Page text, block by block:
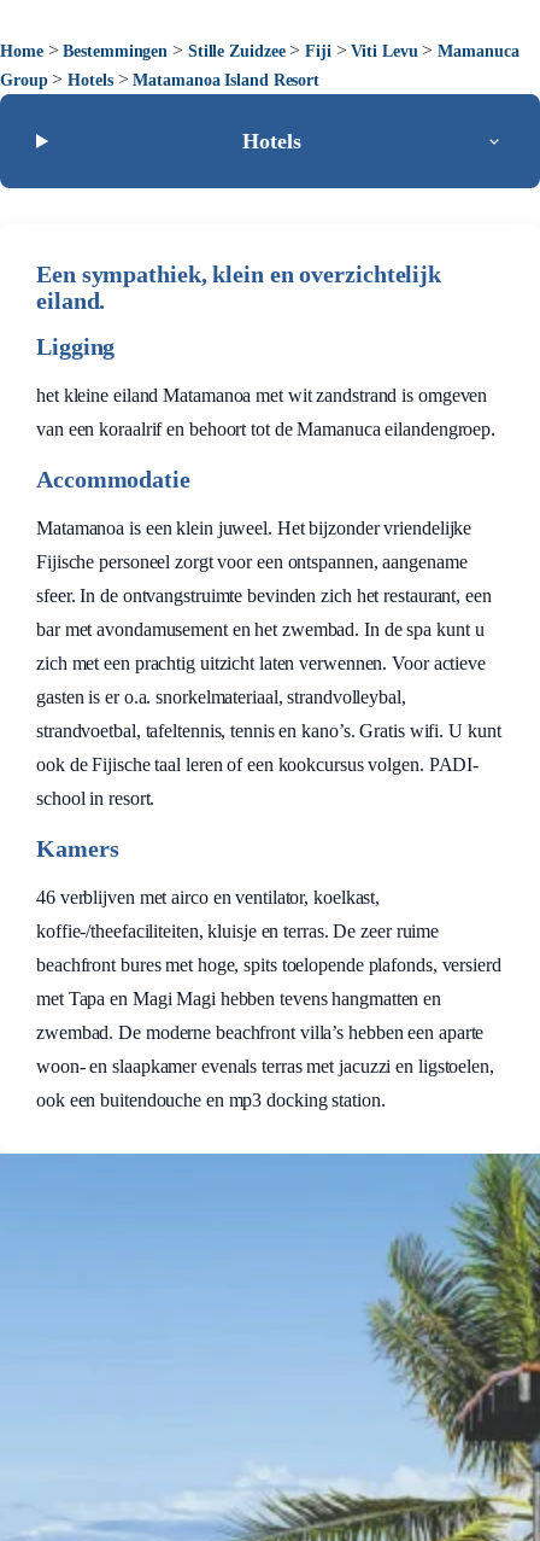
Home>Bestemmingen > Stille Zuidzee>Fiji >Viti Levu >Mamanuca
Group>Hotels>Matamanoa Island Resort
Hotels
Een sympathiek, klein en overzichtelijk
eiland.
Ligging
het kleine eiland Matamanoa met wit zandstrand is omgeven
van een koraalrif en behoort tot de Mamanuca eilandengroep.
Accommodatie
Matamanoa is een klein juweel. Het bijzonder vriendelijke
Fijische personeel zorgt voor een ontspannen, aangename
sfeer. In de ontvangstruimte bevinden zich het restaurant, een
bar met avondamusement en het zwembad. In de spa kunt u
zich met een prachtig uitzicht laten verwennen. Voor actieve
gasten is er o.a. snorkelmateriaal, strandvolleybal,
strandvoetbal, tafeltennis, tennis en kano’s. Gratis wifi. U kunt
ook de Fijische taal leren of een kookcursus volgen. PADI-
school in resort.
Kamers
46 verblijven met airco en ventilator, koelkast,
koffie-/theefaciliteiten, kluisje en terras. De zeer ruime
beachfront bures met hoge, spits toelopende plafonds, versierd
met Tapa en Magi Magi hebben tevens hangmatten en
zwembad. De moderne beachfront villa’s hebben een aparte
woon- en slaapkamer evenals terras met jacuzzi en ligstoelen,
ook een buitendouche en mp3 docking station.